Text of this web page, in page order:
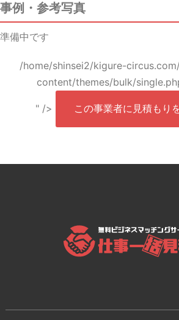
事例・参考写真
準備中です
/home/shinsei2/kigure-
content/themes/bulk/
" /> この事業者に見積もり